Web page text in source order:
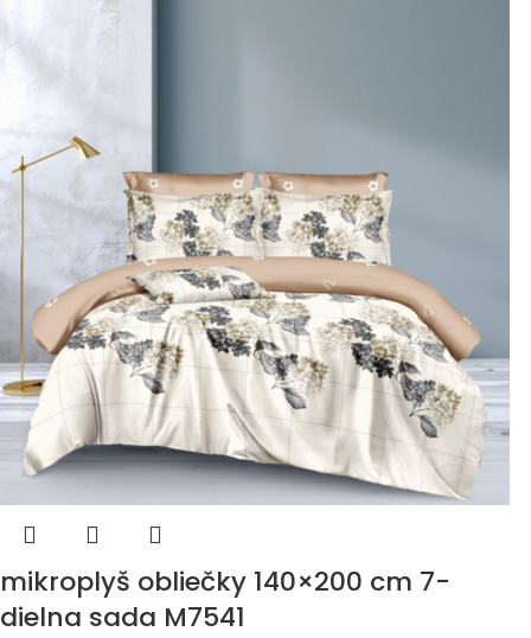
mikroplyš obliečky 140×200 cm 7-
dielna sada M7541